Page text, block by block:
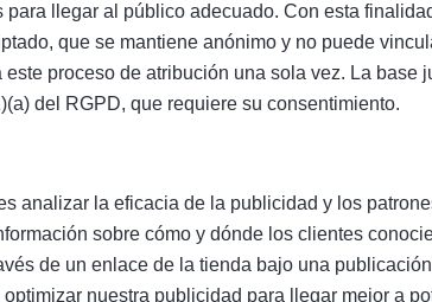
llegar al público adecuado. Con esta
que se mantiene anónimo y no puede
proceso de atribución una sola vez. La base
del RGPD, que requiere su consentimiento.
analizar la eficacia de la publicidad y los
sobre cómo y dónde los clientes
de un enlace de la tienda bajo una
nuestra publicidad para llegar mejor a